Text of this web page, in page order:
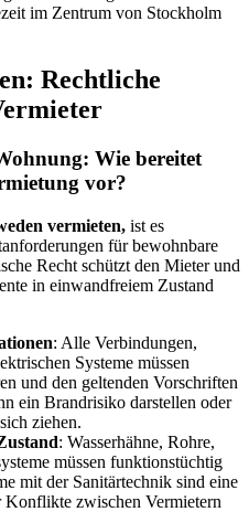
im Zentrum von Stockholm
Rechtliche
Wie bereitet
vor?
vermieten, ist es
für bewohnbare
Recht schützt den Mieter und
in einwandfreiem Zustand
: Alle Verbindungen,
Systeme müssen
und den geltenden Vorschriften
ein Brandrisiko darstellen oder
ziehen.
: Wasserhähne, Rohre,
müssen funktionstüchtig
mit der Sanitärtechnik sind eine
Konflikte zwischen Vermietern